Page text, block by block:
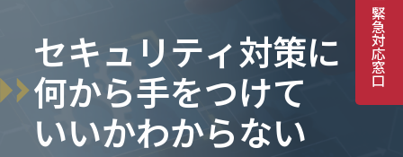
緊
急
対
応
窓
口
セキュ リティ対策に
何から手をつけて
いいかわからない